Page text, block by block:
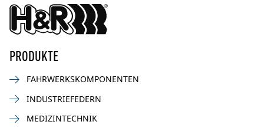
PRODUKTE
FAHRWERKSKOMPONENTEN
INDUSTRIEFEDERN
MEDIZINTECHNIK